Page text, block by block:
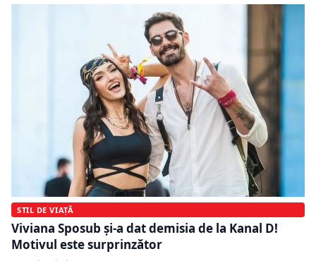
STIL DE VIAȚĂ
Viviana Sposub și-a dat demisia de la Kanal D!
Motivul este surprinzător